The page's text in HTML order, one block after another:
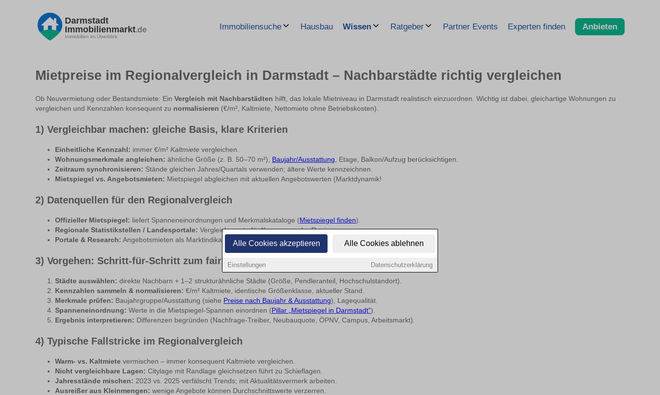
Alle Cookies akzeptieren Alle Cookies ablehnen
Einstellungen Datenschutzerklärung
Darmstadt
Immobilienmarkt.de
Immobilien im Überblick
Immobiliensuche Hausbau Wissen Ratgeber Partner Events Experten finden Anbieten
Mietpreise im Regionalvergleich in Darmstadt – Nachbarstädte richtig vergleichen
Ob Neuvermietung oder Bestandsmiete: Ein Vergleich mit Nachbarstädten hilft, das lokale Mietniveau in Darmstadt realistisch einzuordnen. Wichtig ist dabei, gleichartige Wohnungen zu
vergleichen und Kennzahlen konsequent zu normalisieren (€/m², Kaltmiete, Nettomiete ohne Betriebskosten).
1) Vergleichbar machen: gleiche Basis, klare Kriterien
Einheitliche Kennzahl: immer €/m² Kaltmiete vergleichen.
Wohnungsmerkmale angleichen: ähnliche Größe (z. B. 50–70 m²), Baujahr/Ausstattung, Etage, Balkon/Aufzug berücksichtigen.
Zeitraum synchronisieren: Stände gleichen Jahres/Quartals verwenden; ältere Werte kennzeichnen.
Mietspiegel vs. Angebotsmieten: Mietspiegel abgleichen mit aktuellen Angebotswerten (Marktdynamik!
2) Datenquellen für den Regionalvergleich
Offizieller Mietspiegel: liefert Spanneneinordnungen und Merkmalskataloge (Mietspiegel finden).
Regionale Statistikstellen / Landesportale: Vergleichswerte für Kommunen der Region.
Portale & Research: Angebotsmieten als Marktindikator (mit Vorsicht interpretieren).
3) Vorgehen: Schritt-für-Schritt zum fairen Vergleich
Städte auswählen: direkte Nachbarn + 1–2 strukturähnliche Städte (Größe, Pendleranteil, Hochschulstandort).
Kennzahlen sammeln & normalisieren: €/m² Kaltmiete, identische Größenklasse, aktueller Stand.
Merkmale prüfen: Baujahrgruppe/Ausstattung (siehe Preise nach Baujahr & Ausstattung), Lagequalität.
Spanneneinordnung: Werte in die Mietspiegel-Spannen einordnen (Pillar „Mietspiegel in Darmstadt“).
Ergebnis interpretieren: Differenzen begründen (Nachfrage-Treiber, Neubauquote, ÖPNV, Campus, Arbeitsmarkt).
4) Typische Fallstricke im Regionalvergleich
Warm- vs. Kaltmiete vermischen – immer konsequent Kaltmiete vergleichen.
Nicht vergleichbare Lagen: Citylage mit Randlage gleichsetzen führt zu Schieflagen.
Jahresstände mischen: 2023 vs. 2025 verfälscht Trends; mit Aktualitätsvermerk arbeiten.
Ausreißer aus Kleinmengen: wenige Angebote können Durchschnittswerte verzerren.